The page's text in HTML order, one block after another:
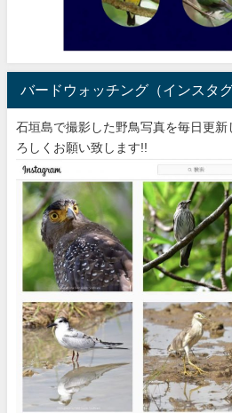
バードウォッチング（インスタグ
石垣島で撮影した野鳥写真を毎日更新
ろしくお願い致します!!